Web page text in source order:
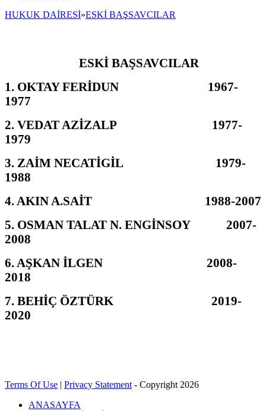
HUKUK DAİRESİ»ESKİ BAŞSAVCILAR
ESKİ BAŞSAVCILAR
1. OKTAY FERİDUN 1967-
1977
2. VEDAT AZİZALP 1977-
1979
3. ZAİM NECATİGİL 1979-
1988
4. AKIN A.SAİT 1988-2007
5. OSMAN TALAT N. ENGİNSOY 2007-
2008
6. AŞKAN İLGEN 2008-
2018
7. BEHİÇ ÖZTÜRK 2019-
2020
Terms Of Use | Privacy Statement - Copyright 2026
ANASAYFA